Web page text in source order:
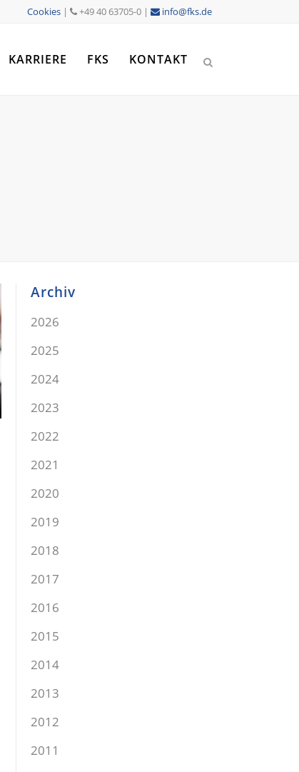
Cookies | +49 40 63705-0 | info@fks.de
KARRIERE FKS KONTAKT
Archiv
2026
2025
2024
2023
2022
2021
2020
2019
2018
2017
2016
2015
2014
2013
2012
2011